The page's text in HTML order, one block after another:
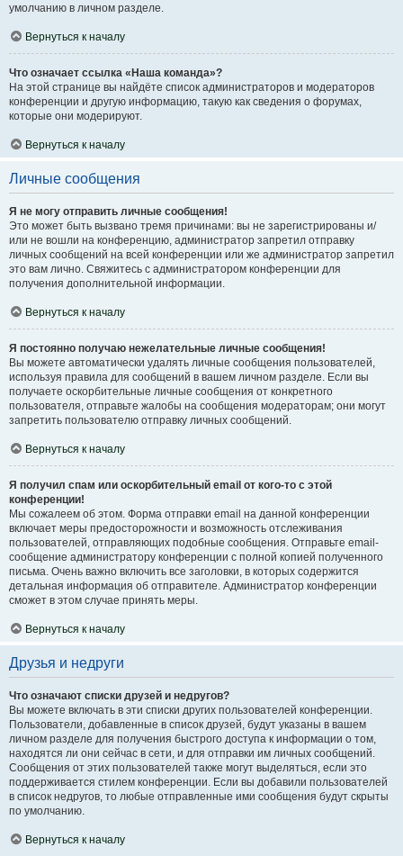
умолчанию в личном разделе.
Вернуться к началу
Что означает ссылка «Наша команда»?
На этой странице вы найдёте список администраторов и модераторов
конференции и другую информацию, такую как сведения о форумах,
которые они модерируют.
Вернуться к началу
Личные сообщения
Я не могу отправить личные сообщения!
Это может быть вызвано тремя причинами: вы не зарегистрированы и/
или не вошли на конференцию, администратор запретил отправку
личных сообщений на всей конференции или же администратор запретил
это вам лично. Свяжитесь с администратором конференции для
получения дополнительной информации.
Вернуться к началу
Я постоянно получаю нежелательные личные сообщения!
Вы можете автоматически удалять личные сообщения пользователей,
используя правила для сообщений в вашем личном разделе. Если вы
получаете оскорбительные личные сообщения от конкретного
пользователя, отправьте жалобы на сообщения модераторам; они могут
запретить пользователю отправку личных сообщений.
Вернуться к началу
Я получил спам или оскорбительный email от кого-то с этой
конференции!
Мы сожалеем об этом. Форма отправки email на данной конференции
включает меры предосторожности и возможность отслеживания
пользователей, отправляющих подобные сообщения. Отправьте email-
сообщение администратору конференции с полной копией полученного
письма. Очень важно включить все заголовки, в которых содержится
детальная информация об отправителе. Администратор конференции
сможет в этом случае принять меры.
Вернуться к началу
Друзья и недруги
Что означают списки друзей и недругов?
Вы можете включать в эти списки других пользователей конференции.
Пользователи, добавленные в список друзей, будут указаны в вашем
личном разделе для получения быстрого доступа к информации о том,
находятся ли они сейчас в сети, и для отправки им личных сообщений.
Сообщения от этих пользователей также могут выделяться, если это
поддерживается стилем конференции. Если вы добавили пользователей
в список недругов, то любые отправленные ими сообщения будут скрыты
по умолчанию.
Вернуться к началу